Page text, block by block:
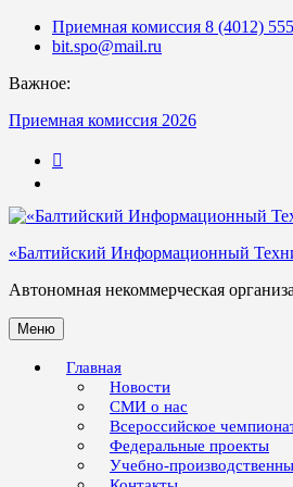
Skip
Приемная комиссия 8 (4012)
bit.spo@mail.ru
Важное:
Приемная комиссия 2026
«Балтийский Информационный
Автономная некоммерческая
Меню
Главная
Новости
СМИ о нас
Всероссийское
Федеральные проекты
Учебно-